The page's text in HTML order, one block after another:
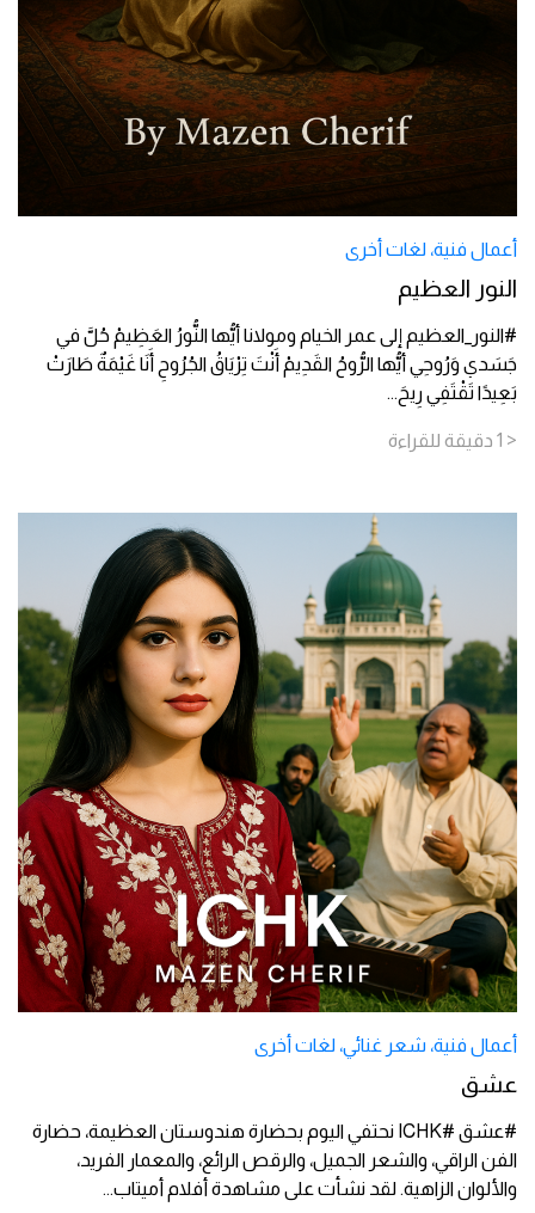
أعمال فنية، لغات أخرى
النور العظيم
#النور_العظيم إلى عمر الخيام ومولانا أيُّها النُّورُ العَظِيمْ حُلَّ في
جَسَدي وَرُوحِي أيُّها الرُّوحُ القَدِيمْ أَنْتَ تِرْيَاقُ الجُرُوحِ أَنَا غَيْمَةٌ طَارَتْ
بَعِيدًا تَقْتَفِي رِيحَ...
< 1 دقيقة للقراءة
أعمال فنية، شعر غنائي، لغات أخرى
عشق
#عشق #ICHK نحتفي اليوم بحضارة هندوستان العظيمة، حضارة
الفن الراقي، والشعر الجميل، والرقص الرائع، والمعمار الفريد،
والألوان الزاهية. لقد نشأت على مشاهدة أفلام أميتاب...